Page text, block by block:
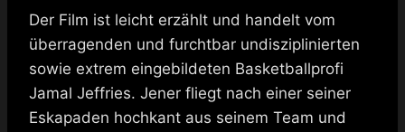
Der Film ist leicht erzählt und handelt vom
überragenden und furchtbar undisziplinierten
sowie extrem eingebildeten Basketballprofi
Jamal Jeffries. Jener fliegt nach einer seiner
Eskapaden hochkant aus seinem Team und